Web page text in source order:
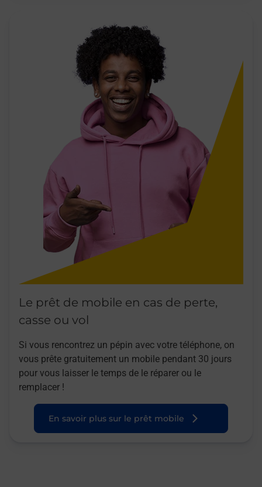
Le prêt de mobile en cas de perte,
casse ou vol
Si vous rencontrez un pépin avec votre téléphone, on
vous prête gratuitement un mobile pendant 30 jours
pour vous laisser le temps de le réparer ou le
remplacer !
En savoir plus sur le prêt mobile